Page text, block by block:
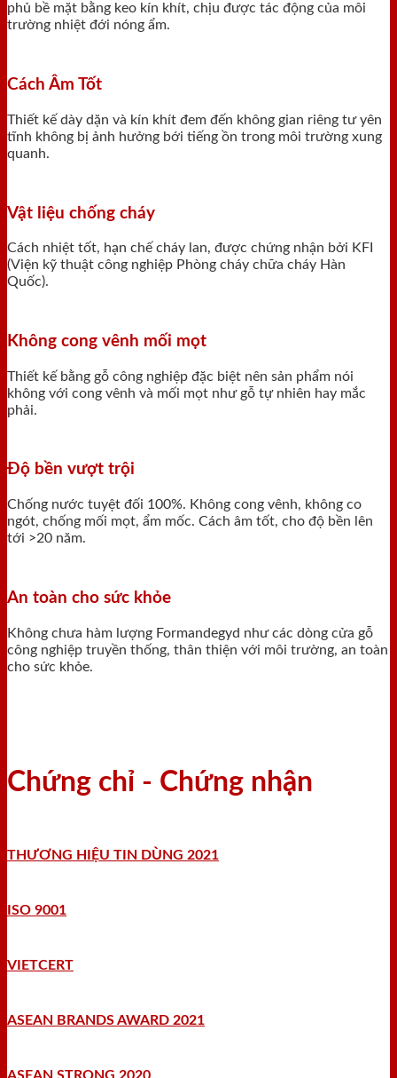
phủ bề mặt bằng keo kín khít, chịu được tác động của môi
trường nhiệt đới nóng ẩm.
Cách Âm Tốt
Thiết kế dày dặn và kín khít đem đến không gian riêng tư yên
tĩnh không bị ảnh hưởng bới tiếng ồn trong môi trường xung
quanh.
Vật liệu chống cháy
Cách nhiệt tốt, hạn chế cháy lan, được chứng nhận bởi KFI
(Viện kỹ thuật công nghiệp Phòng cháy chữa cháy Hàn
Quốc).
Không cong vênh mối mọt
Thiết kế bằng gỗ công nghiệp đặc biệt nên sản phẩm nói
không với cong vênh và mối mọt như gỗ tự nhiên hay mắc
phải.
Độ bền vượt trội
Chống nước tuyệt đối 100%. Không cong vênh, không co
ngót, chống mối mọt, ẩm mốc. Cách âm tốt, cho độ bền lên
tới >20 năm.
An toàn cho sức khỏe
Không chưa hàm lượng Formandegyd như các dòng cửa gỗ
công nghiệp truyền thống, thân thiện với môi trường, an toàn
cho sức khỏe.
Chứng chỉ - Chứng nhận
THƯƠNG HIỆU TIN DÙNG 2021
ISO 9001
VIETCERT
ASEAN BRANDS AWARD 2021